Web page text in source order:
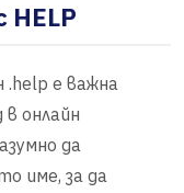
.help е важна
онлайн
да
име, за да